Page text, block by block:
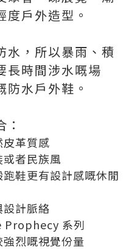
戶外造型。
水，所以暴雨、積
長時間涉水嘅場
水戶外鞋。
革質感
者民族風
鞋更有設計感嘅休閒
計脈絡
Prophecy 系列
烈嘅視覺份量